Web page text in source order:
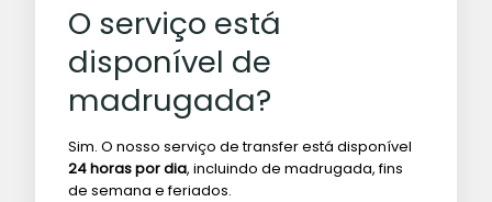
O serviço está
disponível de
madrugada?
Sim. O nosso serviço de transfer está disponível
24 horas por dia, incluindo de madrugada, fins
de semana e feriados.